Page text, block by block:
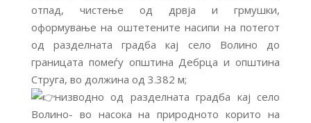
отпад, чистење од дрвја и грмушки,
оформување на оштетените насипи на потегот
од разделната градба кај село Волино до
границата помеѓу општина Дебрца и општина
Струга, во должина од 3.382 м;
низводно од разделната градба кај село
Волино- во насока на природното корито на